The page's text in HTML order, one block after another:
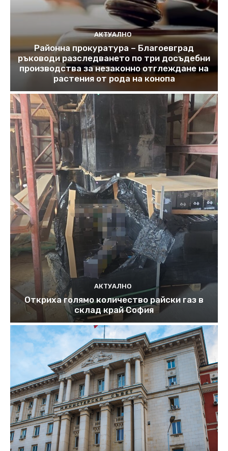
АКТУАЛНО
Районна прокуратура – Благоевград
ръководи разследването по три досъдебни
производства за незаконно отглеждане на
растения от рода на конопа
АКТУАЛНО
Откриха голямо количество райски газ в
склад край София